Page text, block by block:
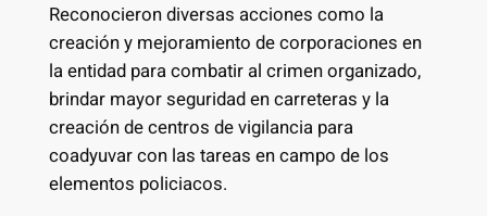
Reconocieron diversas acciones como la
creación y mejoramiento de corporaciones en
la entidad para combatir al crimen organizado,
brindar mayor seguridad en carreteras y la
creación de centros de vigilancia para
coadyuvar con las tareas en campo de los
elementos policiacos.